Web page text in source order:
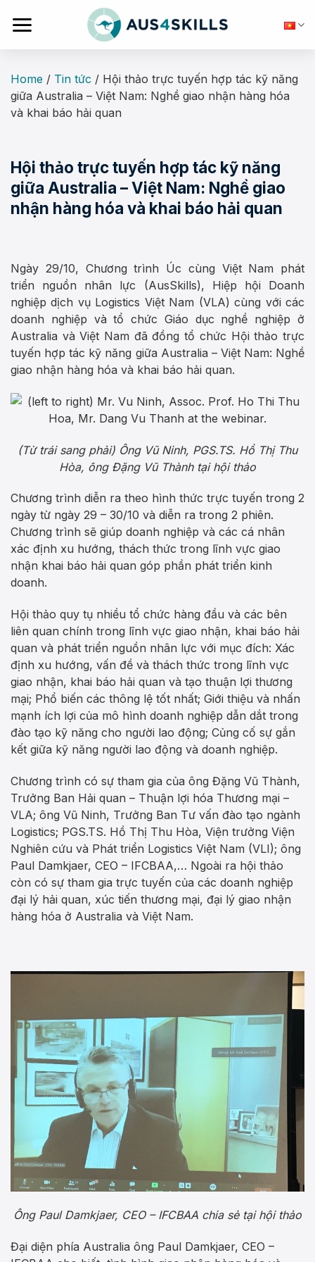
Home / Tin tức / Hội thảo trực tuyến hợp tác kỹ năng
giữa Australia – Việt Nam: Nghề giao nhận hàng hóa
và khai báo hải quan
Hội thảo trực tuyến hợp tác kỹ năng
giữa Australia – Việt Nam: Nghề giao
nhận hàng hóa và khai báo hải quan
Ngày 29/10, Chương trình Úc cùng Việt Nam phát
triển nguồn nhân lực (AusSkills), Hiệp hội Doanh
nghiệp dịch vụ Logistics Việt Nam (VLA) cùng với các
doanh nghiệp và tổ chức Giáo dục nghề nghiệp ở
Australia và Việt Nam đã đồng tổ chức Hội thảo trực
tuyến hợp tác kỹ năng giữa Australia – Việt Nam: Nghề
giao nhận hàng hóa và khai báo hải quan.
(Từ trái sang phải) Ông Vũ Ninh, PGS.TS. Hồ Thị Thu
Hòa, ông Đặng Vũ Thành tại hội thảo
Chương trình diễn ra theo hình thức trực tuyến trong 2
ngày từ ngày 29 – 30/10 và diễn ra trong 2 phiên.
Chương trình sẽ giúp doanh nghiệp và các cá nhân
xác định xu hướng, thách thức trong lĩnh vực giao
nhận khai báo hải quan góp phần phát triển kinh
doanh.
Hội thảo quy tụ nhiều tổ chức hàng đầu và các bên
liên quan chính trong lĩnh vực giao nhận, khai báo hải
quan và phát triển nguồn nhân lực với mục đích: Xác
định xu hướng, vấn đề và thách thức trong lĩnh vực
giao nhận, khai báo hải quan và tạo thuận lợi thương
mại; Phổ biến các thông lệ tốt nhất; Giới thiệu và nhấn
mạnh ích lợi của mô hình doanh nghiệp dẫn dắt trong
đào tạo kỹ năng cho người lao động; Củng cố sự gắn
kết giữa kỹ năng người lao động và doanh nghiệp.
Chương trình có sự tham gia của ông Đặng Vũ Thành,
Trưởng Ban Hải quan – Thuận lợi hóa Thương mại –
VLA; ông Vũ Ninh, Trưởng Ban Tư vấn đào tạo ngành
Logistics; PGS.TS. Hồ Thị Thu Hòa, Viện trưởng Viện
Nghiên cứu và Phát triển Logistics Việt Nam (VLI); ông
Paul Damkjaer, CEO – IFCBAA,… Ngoài ra hội thảo
còn có sự tham gia trực tuyến của các doanh nghiệp
đại lý hải quan, xúc tiến thương mại, đại lý giao nhận
hàng hóa ở Australia và Việt Nam.
Ông Paul Damkjaer, CEO – IFCBAA chia sẻ tại hội thảo
Đại diện phía Australia ông Paul Damkjaer, CEO –